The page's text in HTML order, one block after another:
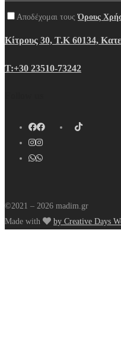
Αποδέχομαι τουςΌρους
Κίτρους 30, Τ.Κ 60134,
Τ:+30 23510-73242
©2021 – 2026 madim.gr
Made with
by Creative Days